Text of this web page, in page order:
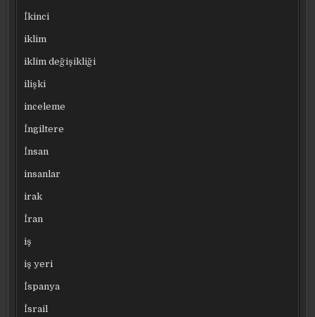
İkinci
iklim
iklim değişikliği
ilişki
inceleme
İngiltere
İnsan
insanlar
irak
İran
iş
iş yeri
İspanya
İsrail